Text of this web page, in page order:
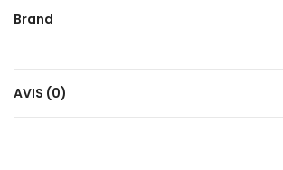
Brand
AVIS (0)